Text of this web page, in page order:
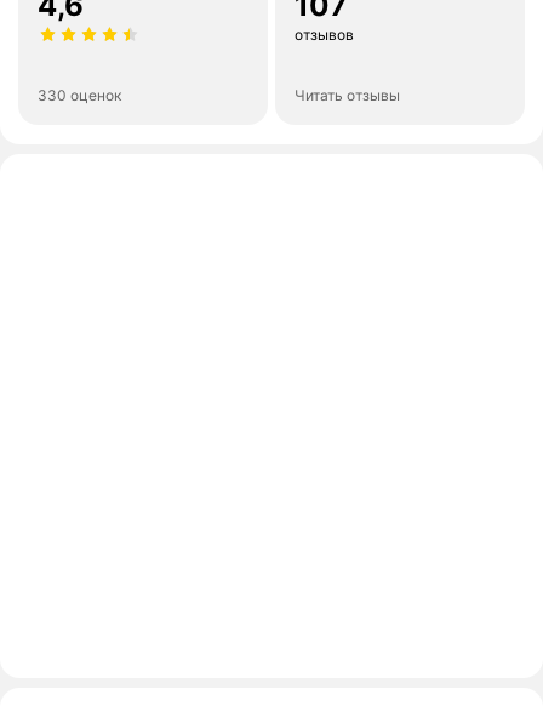
330 оценок
отзывов
Читать отзывы